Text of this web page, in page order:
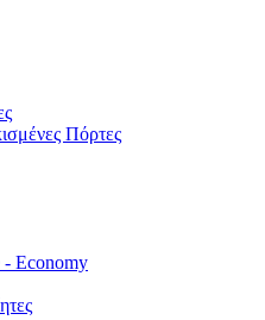
Πόρτες
- Economy